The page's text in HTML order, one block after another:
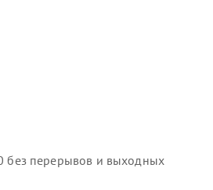
перерывов и выходных